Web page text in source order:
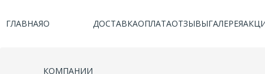
ГЛАВНАЯО
КОМПАНИИ
ДОСТАВКАОПЛАТАОТЗЫВЫГАЛЕРЕЯ